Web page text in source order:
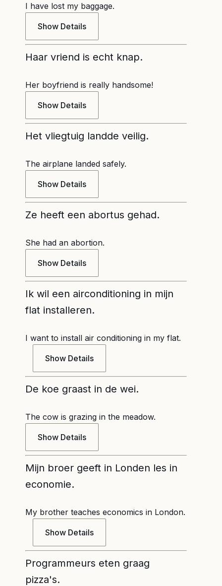
I have lost my baggage.
Show Details
Haar vriend is echt knap.
Her boyfriend is really handsome!
Show Details
Het vliegtuig landde veilig.
The airplane landed safely.
Show Details
Ze heeft een abortus gehad.
She had an abortion.
Show Details
Ik wil een airconditioning in mijn
flat installeren.
I want to install air conditioning in my flat.
Show Details
De koe graast in de wei.
The cow is grazing in the meadow.
Show Details
Mijn broer geeft in Londen les in
economie.
My brother teaches economics in London.
Show Details
Programmeurs eten graag
pizza's.